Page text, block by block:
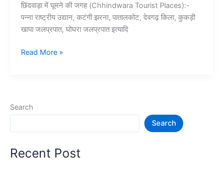
छिंदवाड़ा में घूमने की जगह (Chhindwara Tourist Places):-
पन्ना राष्ट्रीय उद्यान, कटंगी झरना, पातालकोट, देवगढ़ किला, कुकड़ी
खापा जलप्रपात, घोघरा जलप्रपात इत्यादि
10+
जगह
–
Read More »
Search
Search
Recent Post